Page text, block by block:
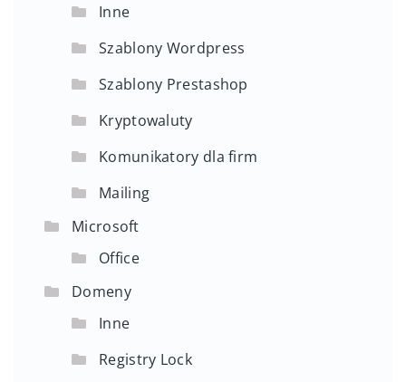
Inne
Szablony Wordpress
Szablony Prestashop
Kryptowaluty
Komunikatory dla firm
Mailing
Microsoft
Office
Domeny
Inne
Registry Lock